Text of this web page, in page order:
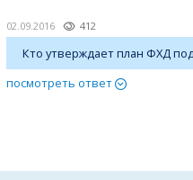
02.09.2016 412
Кто утверждает план ФХД
посмотреть ответ